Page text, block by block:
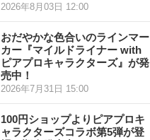
2026年8月03日 12:00
おだやかな色合いのラインマー
カー『マイルドライナー with
ピアプロキャラクターズ』が発
売中！
2026年7月31日 15:00
100円ショップよりピアプロキ
ャラクターズコラボ第5弾が登